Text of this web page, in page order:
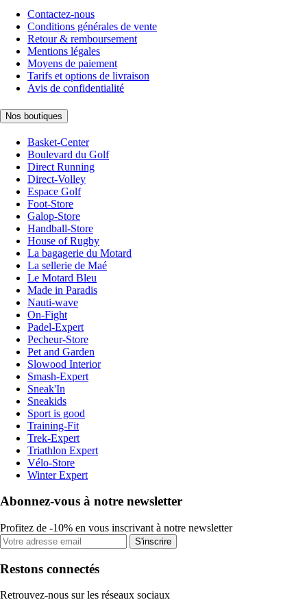
Contactez-nous
Conditions générales de vente
Retour & remboursement
Mentions légales
Moyens de paiement
Tarifs et options de livraison
Avis de confidentialité
Nos boutiques
Basket-Center
Boulevard du Golf
Direct Running
Direct-Volley
Espace Golf
Foot-Store
Galop-Store
Handball-Store
House of Rugby
La bagagerie du Motard
La sellerie de Maé
Le Motard Bleu
Made in Paradis
Nauti-wave
On-Fight
Padel-Expert
Pecheur-Store
Pet and Garden
Slowood Interior
Smash-Expert
Sneak'In
Sneakids
Sport is good
Training-Fit
Trek-Expert
Triathlon Expert
Vélo-Store
Winter Expert
Abonnez-vous à notre newsletter
Profitez de -10% en vous inscrivant à notre newsletter
S'inscrire
Restons connectés
Retrouvez-nous sur les réseaux sociaux